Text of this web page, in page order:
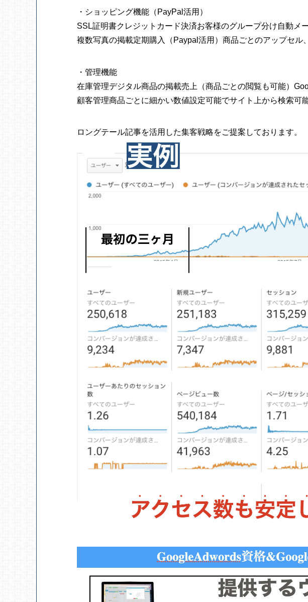
・ショッピング機能（PayPal活用）
SSL証明書クレジットカード決済お客様のグループ分け自動メ
複数写真の掲載定期購入（Paypal活用） 商品ごとのアップセル
・管理機能
在庫管理デジタル商品の掲載売上（商品ごとの閲覧も可能）
顧客管理商品ごとに細かい数値設定可能でサイト上から検索可
ロングテール記事を活用した集客戦略をご提案しております。